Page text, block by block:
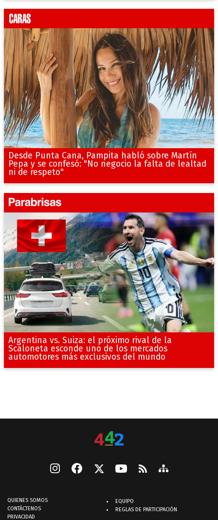
Desde Punta Cana, Pampita habló sobre Martín
Pepa y se confesó: "No negocio la falta de lealtad
ni de respeto"
Argentina vs. Suiza: el próximo rival de la
Scaloneta esconde uno de los mercados
automotores más exclusivos del mundo
QUIENES SOMOS
CONTÁCTENOS
PRIVACIDAD
EQUIPO
REGLAS DE PARTICIPACIÓN